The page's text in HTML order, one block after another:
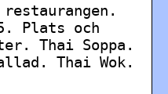
Plats och
Thai Soppa.
Thai Wok.